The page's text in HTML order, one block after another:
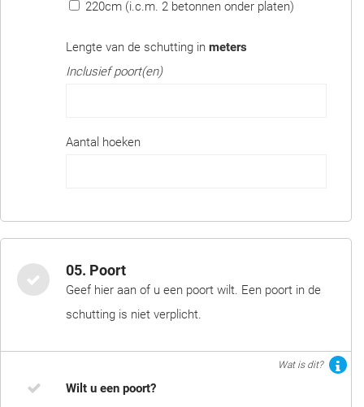
220cm (i.c.m. 2 betonnen onder platen)
Lengte van de schutting in meters
Inclusief poort(en)
Aantal hoeken
05. Poort
Geef hier aan of u een poort wilt. Een poort in de
schutting is niet verplicht.
Wat is dit?
Wilt u een poort?